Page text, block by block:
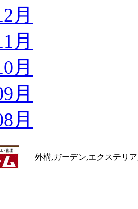
月
月
月
月
月
外構,ガーデン,エクステリ